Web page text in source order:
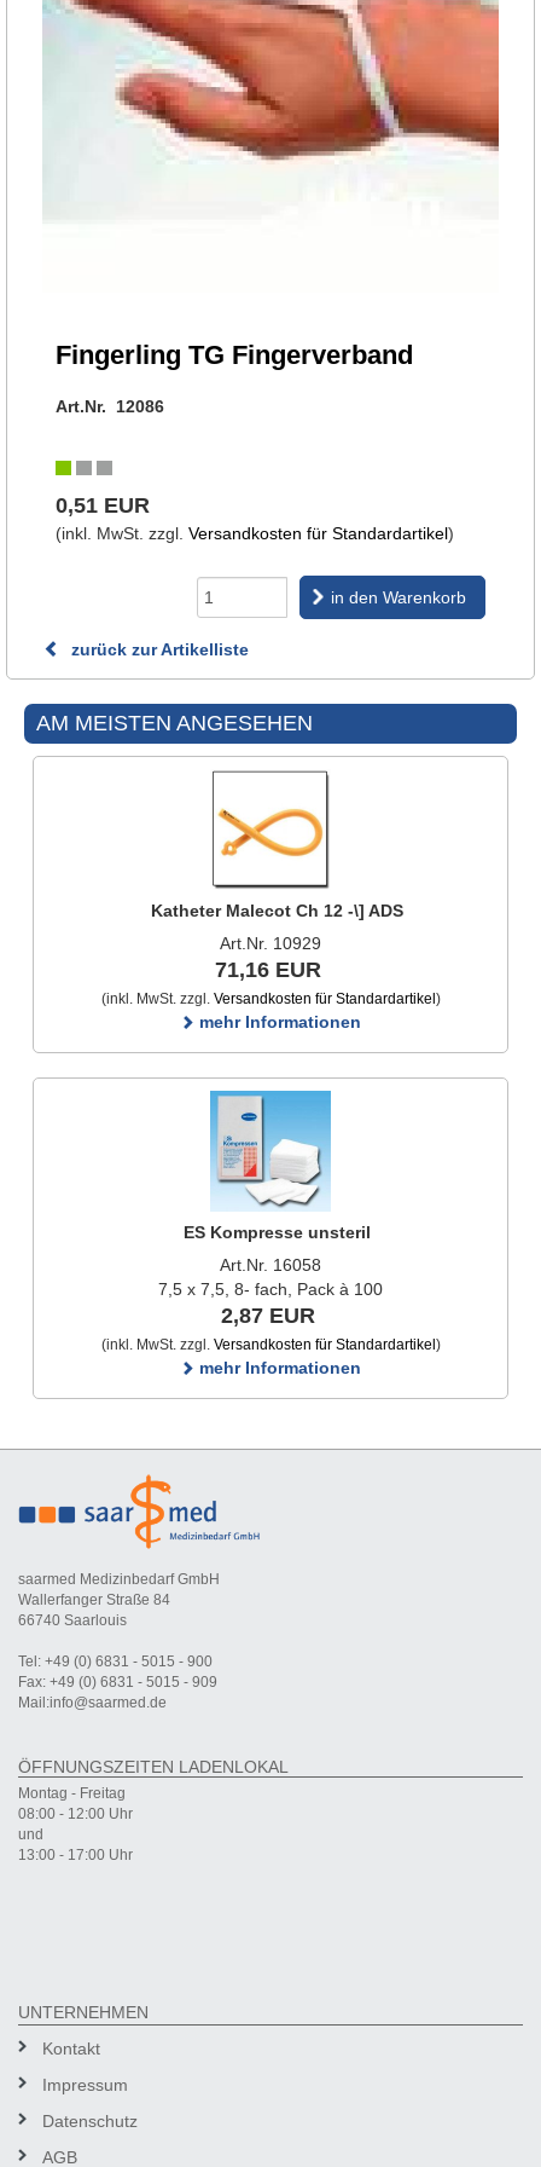
Fingerling TG Fingerverband
Art.Nr. 12086
0,51 EUR
(inkl. MwSt. zzgl. Versandkosten für Standardartikel)
in den Warenkorb
zurück zur Artikelliste
AM MEISTEN ANGESEHEN
Katheter Malecot Ch 12 -\] ADS
Art.Nr. 10929
71,16 EUR
(inkl. MwSt. zzgl. Versandkosten für Standardartikel )
mehr Informationen
ES Kompresse unsteril
Art.Nr. 16058
7,5 x 7,5, 8- fach, Pack à 100
2,87 EUR
(inkl. MwSt. zzgl. Versandkosten für Standardartikel )
mehr Informationen
saarmed Medizinbedarf GmbH
Wallerfanger Straße 84
66740 Saarlouis
Tel: +49 (0) 6831 - 5015 - 900
Fax: +49 (0) 6831 - 5015 - 909
Mail:info@saarmed.de
ÖFFNUNGSZEITEN LADENLOKAL
Montag - Freitag
08:00 - 12:00 Uhr
und
13:00 - 17:00 Uhr
UNTERNEHMEN
Kontakt
Impressum
Datenschutz
AGB